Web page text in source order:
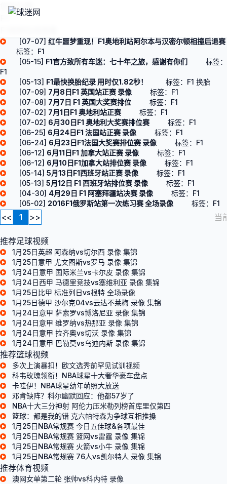
您的位置：
[07-07] 红牛噩梦重现！F1奥地利站阿尔本与汉密尔顿相撞后退赛
标签： F1
[05-15] F1官方致所有车迷：七十年之旅，感谢有你们
标签：
F1
[05-13] F1最快换胎纪录 用时仅1.82秒！ 标签： F1 换胎
[07-09] 7月8日F1 英国站正赛 录像 标签： F1
[07-08] 7月7日 F1 英国大奖赛排位 标签： F1
[07-02] 7月1日F1 奥地利站正赛 标签： F1
[07-02] 6月30日F1 奥地利大奖赛排位赛 标签： F1
[06-25] 6月24日F1 法国站正赛 录像 标签： F1
[06-24] 6月23日F1法国大奖赛排位赛 录像 标签： F1
[06-12] 6月11日F1 加拿大站正赛 录像 标签： F1
[06-12] 6月10日F1加拿大站排位赛 录像 标签： F1
[05-14] 5月13日F1西班牙站正赛 录像 标签： F1
[05-13] 5月12日 F1 西班牙站排位赛 录像 标签： F1
[04-30] 4月29日 F1 阿塞拜疆站决赛 录像 标签： F1
[05-02] 2016F1俄罗斯站第一次练习赛 全场录像 标签： F1
<< 1 >> 当
推荐足球视频
1月25日英超 阿森纳vs切尔西 录像 集锦
1月25日意甲 尤文图斯vs罗马 录像 集锦
1月24日意甲 国际米兰vs卡尔皮 录像 集锦
1月24日西甲 马德里竞技vs塞维利亚 录像 集锦
1月25日比甲 标准列日vs根特 全场录像
1月25日德甲 沙尔克04vs云达不莱梅 录像 集锦
1月24日意甲 萨索罗vs博洛尼亚 录像 集锦
1月24日意甲 维罗纳vs热那亚 录像 集锦
1月24日意甲 拉齐奥vs切沃 录像 集锦
1月24日意甲 巴勒莫vs乌迪内斯 录像 集锦
推荐篮球视频
多次上演暴扣！欧文选秀前罕见试训视频
科韦玫瑰领衔！NBA球星十大奢华豪车盘点
卡哇伊！NBA球星幼年萌照大放送
邓肯缺阵？科尔幽默回应：他都57岁了
NBA十大三分神射 阿伦力压米勒列榜首库里仅第四
篮球：都是我的错 克六帕特森为争球互相推搡
1月25日NBA常规赛 今日五佳球&各项最佳
1月25日NBA常规赛 篮网vs雷霆 录像 集锦
1月25日NBA常规赛 火箭vs小牛 录像 集锦
1月25日NBA常规赛 76人vs凯尔特人 录像 集锦
推荐体育视频
澳网女单第二轮 张帅vs科内特 录像